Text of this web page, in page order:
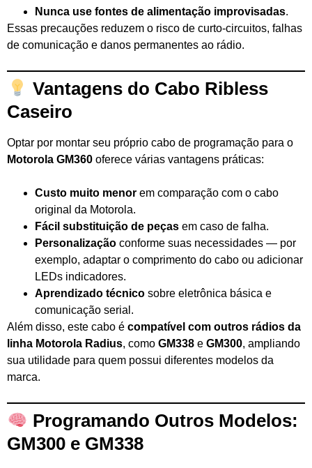
Nunca use fontes de alimentação improvisadas.
Essas precauções reduzem o risco de curto-circuitos, falhas
de comunicação e danos permanentes ao rádio.
Vantagens do Cabo Ribless
Caseiro
Optar por montar seu próprio cabo de programação para o
Motorola GM360 oferece várias vantagens práticas:
Custo muito menor em comparação com o cabo
original da Motorola.
Fácil substituição de peças em caso de falha.
Personalização conforme suas necessidades — por
exemplo, adaptar o comprimento do cabo ou adicionar
LEDs indicadores.
Aprendizado técnico sobre eletrônica básica e
comunicação serial.
Além disso, este cabo é compatível com outros rádios da
linha Motorola Radius, como GM338 e GM300, ampliando
sua utilidade para quem possui diferentes modelos da
marca.
Programando Outros Modelos:
GM300 e GM338